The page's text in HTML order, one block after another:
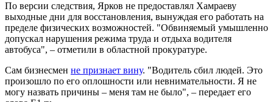
По версии следствия, Ярков не предоставлял Хамраеву
выходные дни для восстановления, вынуждая его работать на
пределе физических возможностей. "Обвиняемый умышленно
допускал нарушения режима труда и отдыха водителя
автобуса", – отметили в областной прокуратуре.
Сам бизнесмен не признает вину. "Водитель сбил людей. Это
произошло по его оплошности или невнимательности. Я не
могу назвать причины – меня там не было", – передает его